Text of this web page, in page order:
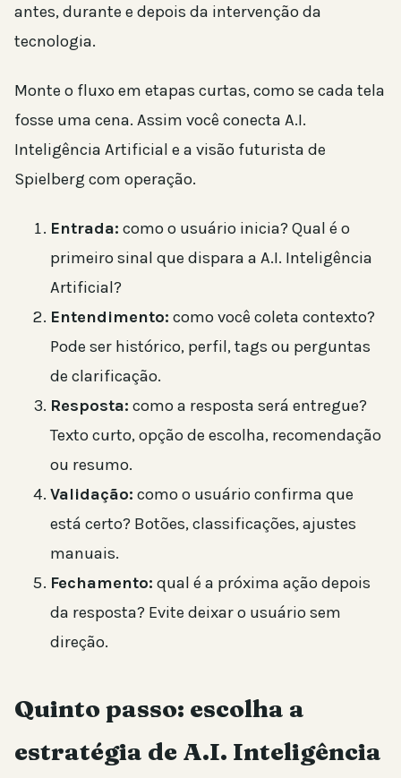
antes, durante e depois da intervenção da
tecnologia.
Monte o fluxo em etapas curtas, como se cada tela
fosse uma cena. Assim você conecta A.I.
Inteligência Artificial e a visão futurista de
Spielberg com operação.
Entrada: como o usuário inicia? Qual é o
primeiro sinal que dispara a A.I. Inteligência
Artificial?
Entendimento: como você coleta contexto?
Pode ser histórico, perfil, tags ou perguntas
de clarificação.
Resposta: como a resposta será entregue?
Texto curto, opção de escolha, recomendação
ou resumo.
Validação: como o usuário confirma que
está certo? Botões, classificações, ajustes
manuais.
Fechamento: qual é a próxima ação depois
da resposta? Evite deixar o usuário sem
direção.
Quinto passo: escolha a
estratégia de A.I. Inteligência